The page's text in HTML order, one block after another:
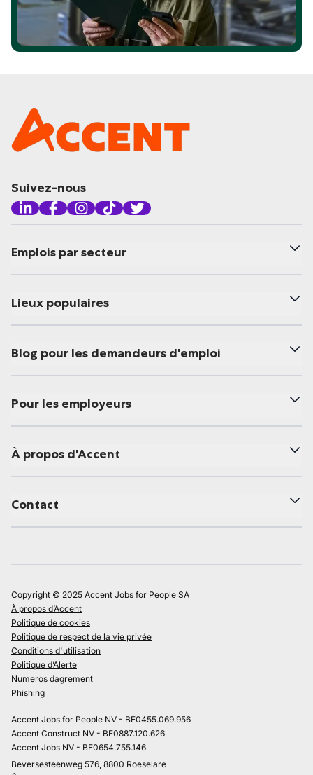
Suivez-nous
Emplois par secteur
Lieux populaires
Blog pour les demandeurs d'emploi
Pour les employeurs
À propos d'Accent
Contact
Copyright © 2025 Accent Jobs for People SA
À propos d’Accent
Politique de cookies
Politique de respect de la vie privée
Conditions d'utilisation
Politique d’Alerte
Numeros dagrement
Phishing
Accent Jobs for People NV - BE0455.069.956
Accent Construct NV - BE0887.120.626
Accent Jobs NV - BE0654.755.146
Beversesteenweg 576, 8800 Roeselare